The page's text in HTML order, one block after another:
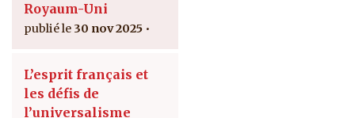
Royaum-Uni
30 nov 2025
L’esprit français et
les défis de
l’universalisme